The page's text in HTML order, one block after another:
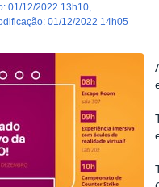
:01/12/2022 13h10
:01/12/2022 14h05